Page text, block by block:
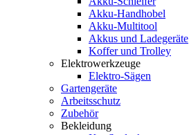
Akku-Handhobel
Akku-Multitool
Akkus und Ladegeräte
Koffer und Trolley
Elektrowerkzeuge
Elektro-Sägen
Gartengeräte
Arbeitsschutz
Zubehör
Bekleidung